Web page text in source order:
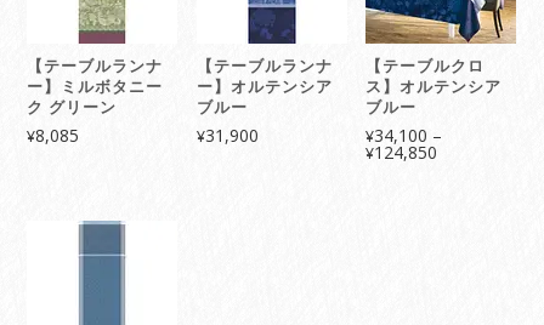
【テーブルランナ
ー】ミルボタニー
ク グリーン
¥8,085
【テーブルランナ
ー】オルテンシア
ブルー
¥31,900
【テーブルクロ
ス】オルテンシア
ブルー
¥34,100 –
¥124,850価